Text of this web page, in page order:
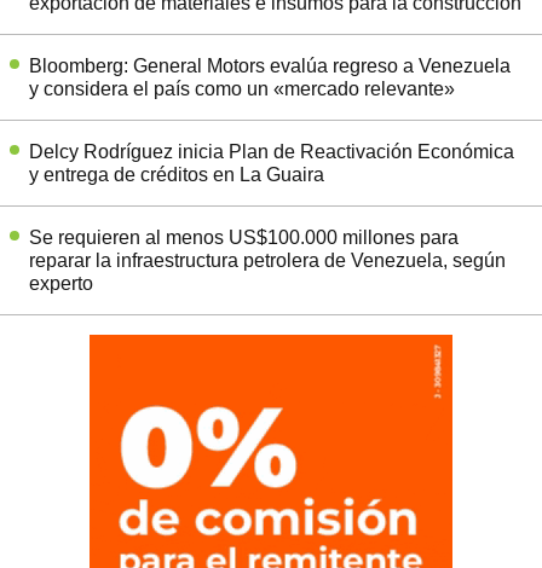
Bloomberg: General Motors evalúa regreso a Venezuela
y considera el país como un «mercado relevante»
Delcy Rodríguez inicia Plan de Reactivación Económica
y entrega de créditos en La Guaira
Se requieren al menos US$100.000 millones para
reparar la infraestructura petrolera de Venezuela, según
experto